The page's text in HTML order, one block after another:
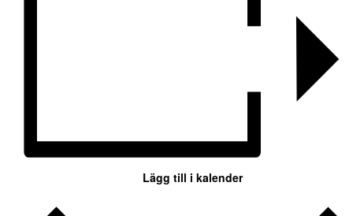
Lägg till i kalender